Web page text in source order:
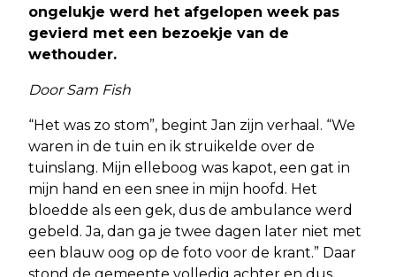
ongelukje werd het afgelopen week pas
gevierd met een bezoekje van de
wethouder.
Door Sam Fish
“Het was zo stom”, begint Jan zijn verhaal. “We
waren in de tuin en ik struikelde over de
tuinslang. Mijn elleboog was kapot, een gat in
mijn hand en een snee in mijn hoofd. Het
bloedde als een gek, dus de ambulance werd
gebeld. Ja, dan ga je twee dagen later niet met
een blauw oog op de foto voor de krant.” Daar
stond de gemeente volledig achter en dus